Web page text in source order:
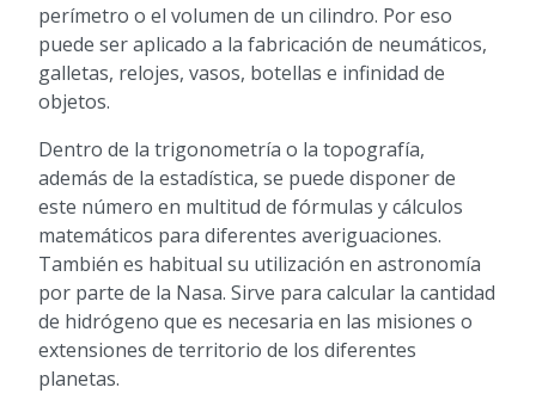
perímetro o el volumen de un cilindro. Por eso
puede ser aplicado a la fabricación de neumáticos,
galletas, relojes, vasos, botellas e infinidad de
objetos.
Dentro de la trigonometría o la topografía,
además de la estadística, se puede disponer de
este número en multitud de fórmulas y cálculos
matemáticos para diferentes averiguaciones.
También es habitual su utilización en astronomía
por parte de la Nasa. Sirve para calcular la cantidad
de hidrógeno que es necesaria en las misiones o
extensiones de territorio de los diferentes
planetas.